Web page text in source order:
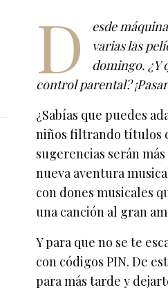
D
esde
varias las
domingo. ¿Y
control parental?
¿Sabías que puedes
niños filtrando títulos
sugerencias serán
nueva aventura
con dones musicales
una canción al gran
Y para que no se te
con códigos PIN. De
para más tarde y